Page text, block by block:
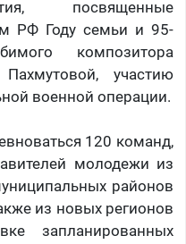
посвященные
РФ Году семьи и 95-
композитора
участию
военной операции.
120 команд,
молодежи из
районов
из новых регионов
запланированных